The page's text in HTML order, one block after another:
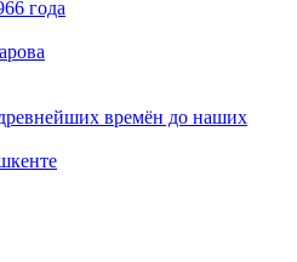
года
времён до наших